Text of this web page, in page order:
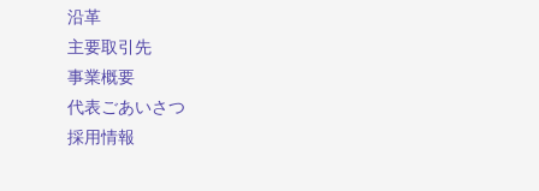
沿革
主要取引先
事業概要
代表ごあいさつ
採用情報